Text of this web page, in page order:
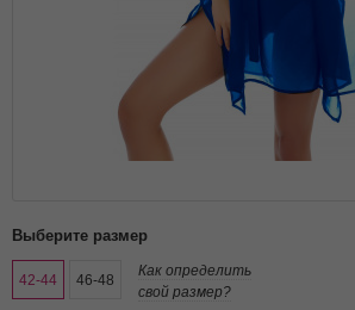
Выберите размер
42-44 46-48
Как определить
свой размер?